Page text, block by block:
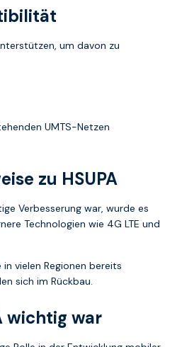
um davon zu
UMTS-Netzen
zu HSUPA
Verbesserung war, wurde es
Technologien wie 4G LTE und
vielen Regionen bereits
sich im Rückbau.
wichtig war